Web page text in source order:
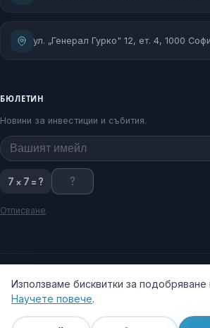
ул. „Генерал Гурко" 12, ет. 4, 1000
БЮЛЕТИН
Новини за инвестиции и събития.
7 × 7 = ?
Отписване
© 2026 Столична общинска агенция за
Използваме бисквитки за
Научете повече.